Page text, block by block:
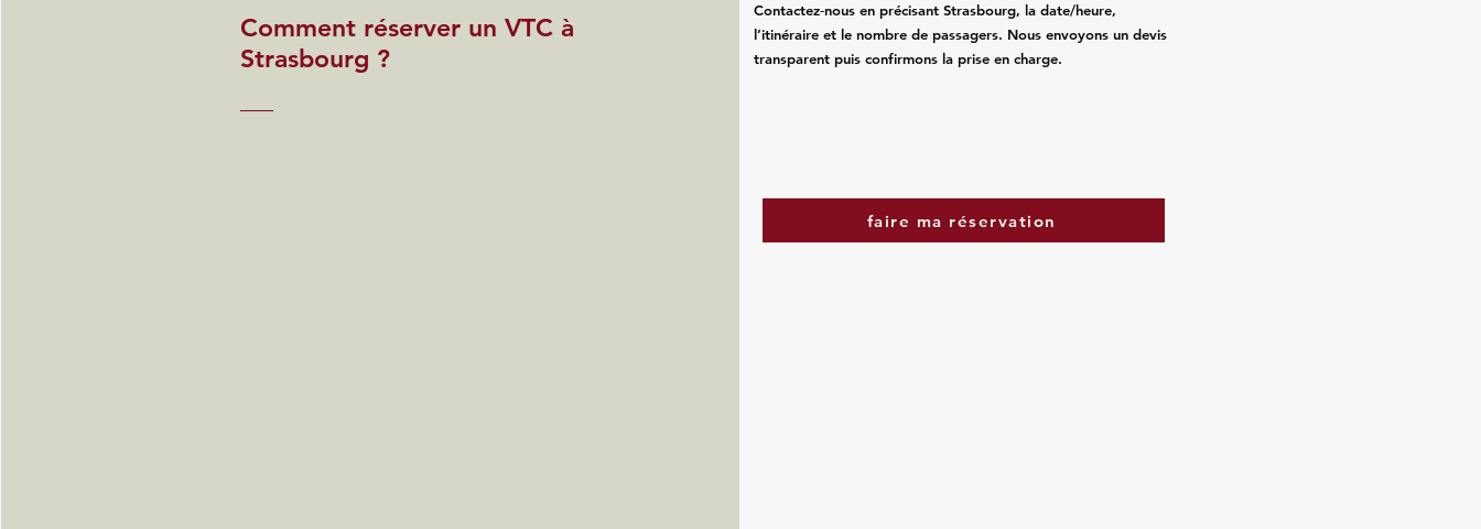
Comment réserver un VTC à
Strasbourg ?
Contactez‑nous en précisant Strasbourg, la date/heure,
l’itinéraire et le nombre de passagers. Nous envoyons un devis
transparent puis confirmons la prise en charge.
faire ma réservation